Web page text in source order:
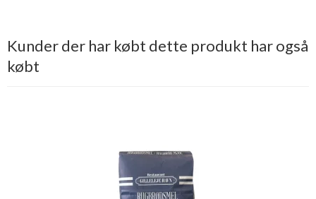
Kunder der har købt dette produkt har også
købt